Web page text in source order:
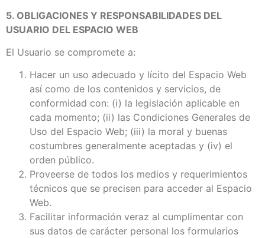
5. OBLIGACIONES Y RESPONSABILIDADES DEL
USUARIO DEL ESPACIO WEB
El Usuario se compromete a:
Hacer un uso adecuado y lícito del Espacio Web
así como de los contenidos y servicios, de
conformidad con: (i) la legislación aplicable en
cada momento; (ii) las Condiciones Generales de
Uso del Espacio Web; (iii) la moral y buenas
costumbres generalmente aceptadas y (iv) el
orden público.
Proveerse de todos los medios y requerimientos
técnicos que se precisen para acceder al Espacio
Web.
Facilitar información veraz al cumplimentar con
sus datos de carácter personal los formularios